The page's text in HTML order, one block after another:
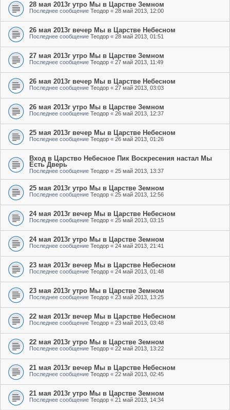
28 мая 2013г утро Мы в Царстве Земном
Последнее сообщение Теодор « 28 май 2013, 12:00
26 мая 2013г вечер Мы в Царстве Небесном
Последнее сообщение Теодор « 28 май 2013, 01:51
27 мая 2013г утро Мы в Царстве Земном
Последнее сообщение Теодор « 27 май 2013, 11:49
26 мая 2013г вечер Мы в Царстве Небесном
Последнее сообщение Теодор « 27 май 2013, 03:03
26 мая 2013г утро Мы в Царстве Земном
Последнее сообщение Теодор « 26 май 2013, 12:37
25 мая 2013г вечер Мы в Царстве Небесном
Последнее сообщение Теодор « 26 май 2013, 01:26
Вход в Царство Небесное Пик Воскресения настал Мы
Есть Дверь
Последнее сообщение Теодор « 25 май 2013, 13:37
25 мая 2013г утро Мы в Царстве Земном
Последнее сообщение Теодор « 25 май 2013, 12:56
24 мая 2013г вечер Мы в Царстве Небесном
Последнее сообщение Теодор « 25 май 2013, 03:15
24 мая 2013г утро Мы в Царстве Земном
Последнее сообщение Теодор « 24 май 2013, 21:41
23 мая 2013г вечер Мы в Царстве Небесном
Последнее сообщение Теодор « 24 май 2013, 01:48
23 мая 2013г утро Мы в Царстве Земном
Последнее сообщение Теодор « 23 май 2013, 13:25
22 мая 2013г вечер Мы в Царстве Небесном
Последнее сообщение Теодор « 23 май 2013, 03:48
22 мая 2013г утро Мы в Царстве Земном
Последнее сообщение Теодор « 22 май 2013, 13:22
21 мая 2013г вечер Мы в Царстве Небесном
Последнее сообщение Теодор « 22 май 2013, 02:45
21 мая 2013г утро Мы в Царстве Земном
Последнее сообщение Теодор « 21 май 2013, 14:34